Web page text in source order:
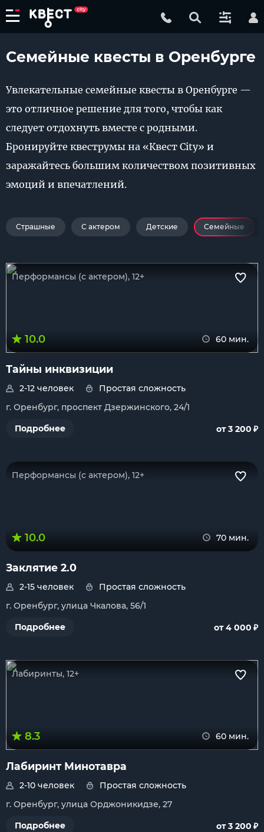
Семейные квесты в Оренбурге
Увлекательные семейные квесты в Оренбурге —
это отличное решение для того, чтобы как
следует отдохнуть вместе с родными.
Бронируйте квеструмы на «Квест City» и
заражайтесь большим количеством позитивных
эмоций и впечатлений.
Страшные С актером Детские Семейные
Перформансы (с актером), 12+
10.0 60 мин.
Тайны инквизиции
2-12 человек
Простая сложность
г. Оренбург, проспект Дзержинского, 24/1
Подробнее
от 3 200 ₽
Перформансы (с актером), 12+
10.0 70 мин.
Заклятие 2.0
2-15 человек
Простая сложность
г. Оренбург, улица Чкалова, 56/1
Подробнее
от 4 000 ₽
Лабиринты, 12+
8.3 60 мин.
Лабиринт Минотавра
2-10 человек
Простая сложность
г. Оренбург, улица Орджоникидзе, 27
Подробнее
от 3 200 ₽